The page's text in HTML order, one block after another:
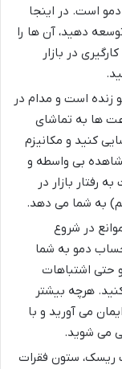
است. در اینجا
دهید، آن ها را
در بازار
زنده است و مدام در
ها به تماشای
کنید و مکانیزم
بی واسطه و
رفتار بازار در
به شما می دهد.
در شروع
دمو به شما
حتی اشتباهات
هرچه بیشتر
می آورید و با
می شوید.
ریسک، ستون فقرات